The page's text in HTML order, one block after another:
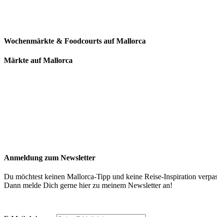
Wochenmärkte & Foodcourts auf Mallorca
Märkte auf Mallorca
Anmeldung zum Newsletter
Du möchtest keinen Mallorca-Tipp und keine Reise-Inspiration
Dann melde Dich gerne hier zu meinem Newsletter an!